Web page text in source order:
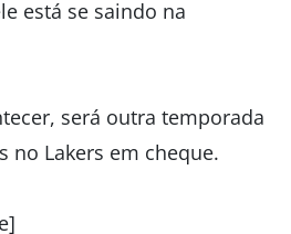
está se saindo na
será outra temporada
no Lakers em cheque.